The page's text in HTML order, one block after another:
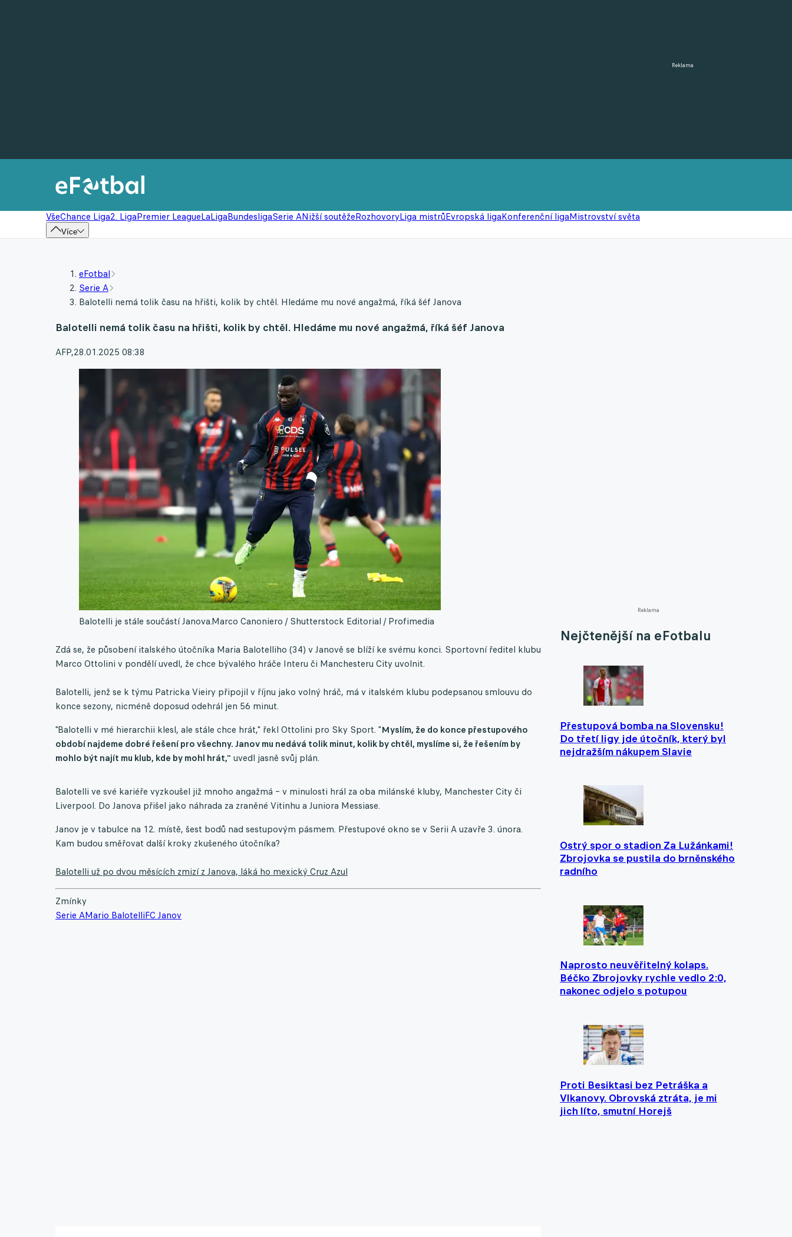
Reklama
VšeChance Liga2. LigaPremier LeagueLaLigaBundesligaSerie ANižší soutěžeRozhovoryLiga mistrůEvropská ligaKonferenční ligaMistrovství světa
Více
Reklama
Nejčtenější na eFotbalu
Přestupová bomba na Slovensku!
Do třetí ligy jde útočník, který byl
nejdražším nákupem Slavie
Ostrý spor o stadion Za Lužánkami!
Zbrojovka se pustila do brněnského
radního
Naprosto neuvěřitelný kolaps.
Béčko Zbrojovky rychle vedlo 2:0,
nakonec odjelo s potupou
Proti Besiktasi bez Petráška a
Vlkanovy. Obrovská ztráta, je mi
jich líto, smutní Horejš
eFotbal
Serie A
Balotelli nemá tolik času na hřišti, kolik by chtěl. Hledáme mu nové angažmá, říká šéf Janova
Balotelli nemá tolik času na hřišti, kolik by chtěl. Hledáme mu nové angažmá, říká šéf Janova
AFP,28.01.2025 08:38
Balotelli je stále součástí Janova.Marco Canoniero / Shutterstock Editorial / Profimedia
Zdá se, že působení italského útočníka Maria Balotelliho (34) v Janově se blíží ke svému konci. Sportovní ředitel klubu
Marco Ottolini v pondělí uvedl, že chce bývalého hráče Interu či Manchesteru City uvolnit.
Balotelli, jenž se k týmu Patricka Vieiry připojil v říjnu jako volný hráč, má v italském klubu podepsanou smlouvu do
konce sezony, nicméně doposud odehrál jen 56 minut.
"Balotelli v mé hierarchii klesl, ale stále chce hrát," řekl Ottolini pro Sky Sport. "Myslím, že do konce přestupového
období najdeme dobré řešení pro všechny. Janov mu nedává tolik minut, kolik by chtěl, myslíme si, že řešením by
mohlo být najít mu klub, kde by mohl hrát," uvedl jasně svůj plán.
Balotelli ve své kariéře vyzkoušel již mnoho angažmá – v minulosti hrál za oba milánské kluby, Manchester City či
Liverpool. Do Janova přišel jako náhrada za zraněné Vitinhu a Juniora Messiase.
Janov je v tabulce na 12. místě, šest bodů nad sestupovým pásmem. Přestupové okno se v Serii A uzavře 3. února.
Kam budou směřovat další kroky zkušeného útočníka?
Balotelli už po dvou měsících zmizí z Janova, láká ho mexický Cruz Azul
Zmínky
Serie AMario BalotelliFC Janov